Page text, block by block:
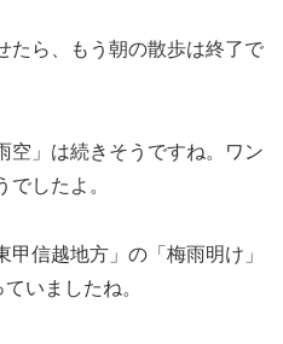
たら、もう朝の散歩は終了で
空」は続きそうですね。ワン
でしたよ。
甲信越地方」の「梅雨明け」
いましたね。